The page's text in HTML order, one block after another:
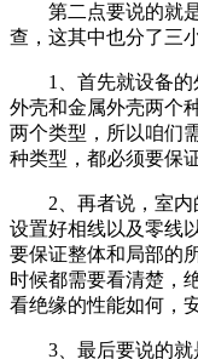
第二点要说的就
查，这其中也分了三
1、首先就设备
外壳和金属外壳两个
两个类型，所以咱们
种类型，都必须要保
2、再者说，室
设置好相线以及零线
要保证整体和局部的
时候都需要看清楚，
看绝缘的性能如何，
3、最后要说的